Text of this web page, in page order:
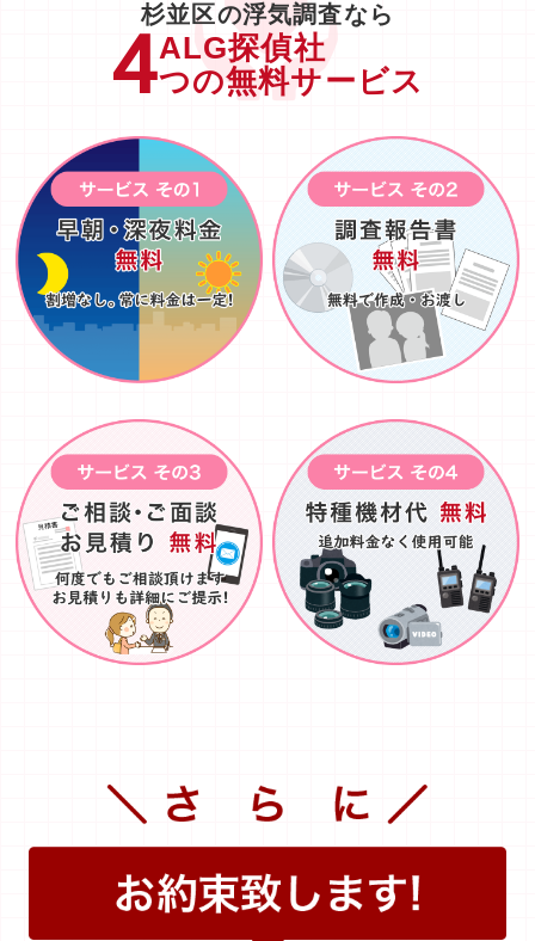
杉並区の浮気調査なら
ALG探偵社
つの無料サービス